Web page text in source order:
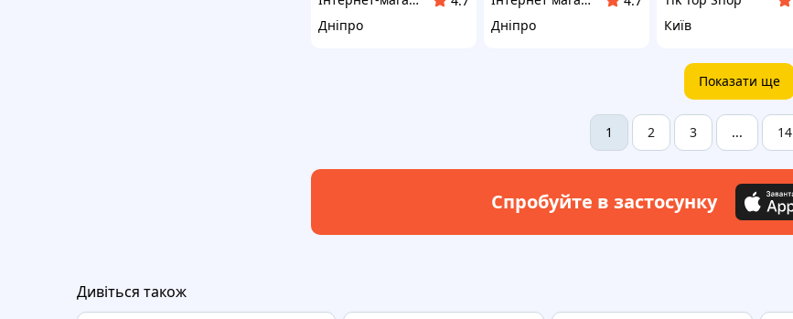
Дніпро
Дніпро
Київ
Показати ще
1 2 3 ... 14
Спробуйте в застосунку
Дивіться також